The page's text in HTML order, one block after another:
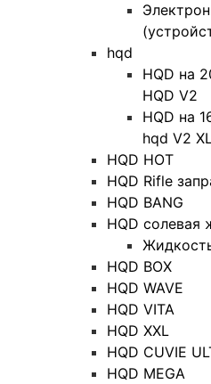
hqd
HQD на
HQD V2
HQD на
hqd V2
HQD HOT
HQD Rifle
HQD BANG
HQD солевая
HQD BOX
HQD WAVE
HQD VITA
HQD XXL
HQD CUVIE
HQD MEGA